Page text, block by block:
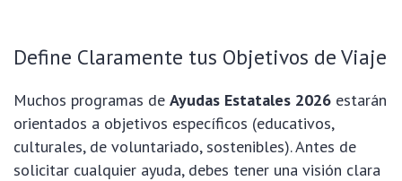
Define Claramente tus Objetivos de Viaje
Muchos programas de Ayudas Estatales 2026 estarán
orientados a objetivos específicos (educativos,
culturales, de voluntariado, sostenibles). Antes de
solicitar cualquier ayuda, debes tener una visión clara